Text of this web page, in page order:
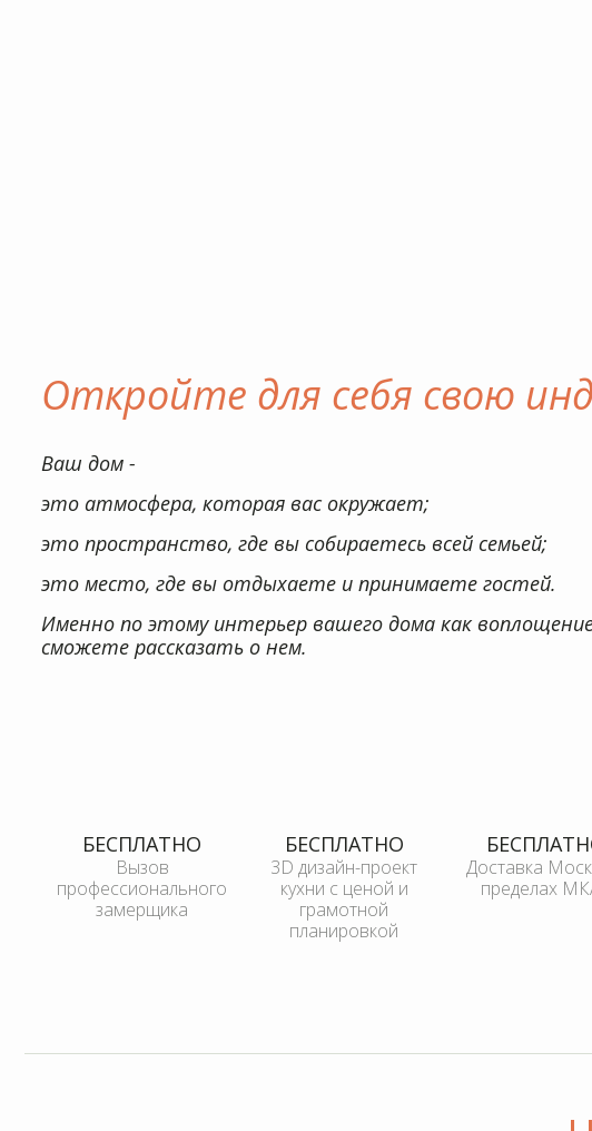
Именно по этому интерьер вашего дома как
Вызов
профессионального
3D дизайн-проект
кухни с ценой и
грамотной
Доставка